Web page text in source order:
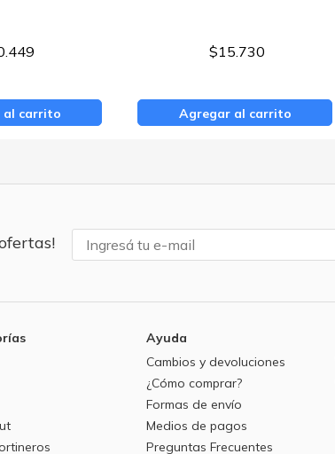
al carrito
$15.730
Agregar al carrito
Ayuda
Cambios y devoluciones
¿Cómo comprar?
Formas de envío
Medios de pagos
Preguntas Frecuentes